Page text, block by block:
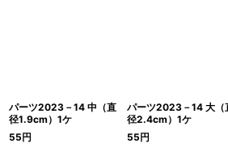
パーツ2023－14 中（直
径1.9cm）1ケ
55円
パーツ2023－14 大（
径2.4cm）1ケ
55円